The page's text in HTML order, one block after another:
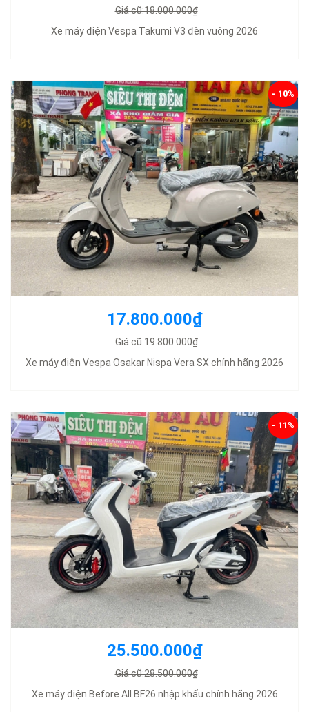
Giá cũ:18.000.000₫
Xe máy điện Vespa Takumi V3 đèn vuông 2026
- 10%
17.800.000₫
Giá cũ:19.800.000₫
Xe máy điện Vespa Osakar Nispa Vera SX chính hãng 2026
- 11%
25.500.000₫
Giá cũ:28.500.000₫
Xe máy điện Before All BF26 nhập khẩu chính hãng 2026